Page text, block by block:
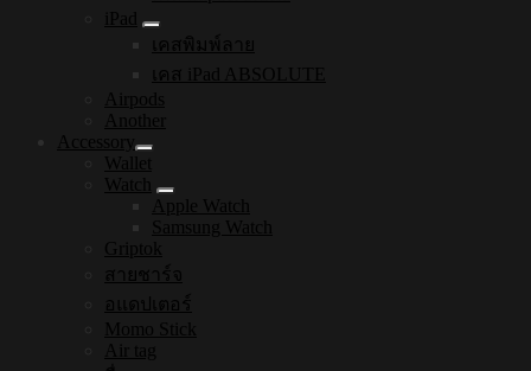
iPad
เคสพิมพ์ลาย
เคส iPad ABSOLUTE
Airpods
Another
Accessory
Wallet
Watch
Apple Watch
Samsung Watch
Griptok
สายชาร์จ
อแดปเตอร์
Momo Stick
Air tag